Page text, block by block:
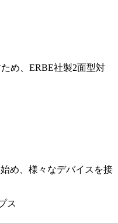
め、ERBE社製2面型対
め、様々なデバイスを接
ス